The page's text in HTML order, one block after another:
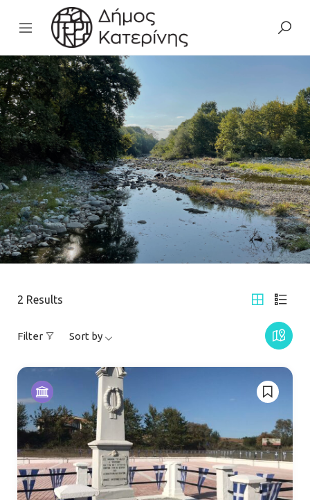
2 Results
Filter Sort by